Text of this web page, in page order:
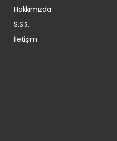
Hakkımızda
S.S.S.
İletişim